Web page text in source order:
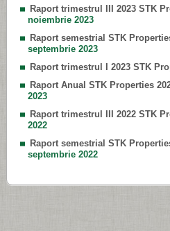
Raport trimestrul III 2023
noiembrie 2023
Raport semestrial
septembrie 2023
Raport trimestrul I 2023
Raport Anual STK
2023
Raport trimestrul III 2022
2022
Raport semestrial STK
septembrie 2022